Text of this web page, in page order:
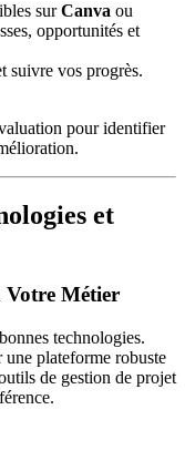
surCanva ou
opportunités et
suivre vos progrès.
pour identifier
et
Votre Métier
technologies.
plateforme robuste
de gestion de projet